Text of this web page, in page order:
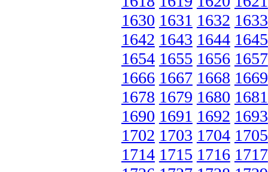
1630 1631 1632 1633
1642 1643 1644 1645
1654 1655 1656 1657
1666 1667 1668 1669
1678 1679 1680 1681
1690 1691 1692 1693
1702 1703 1704 1705
1714 1715 1716 1717